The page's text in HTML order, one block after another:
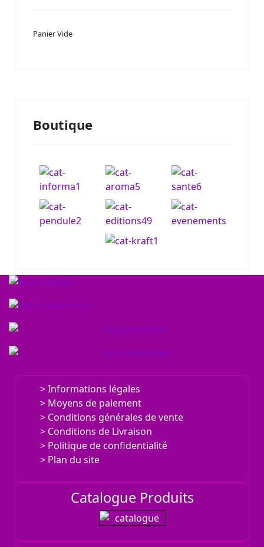
Panier Vide
Boutique
Informations légales
Moyens de paiement
Conditions générales de vente
Conditions de Livraison
Politique de confidentialité
Plan du site
Catalogue Produits